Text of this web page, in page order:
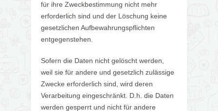
für ihre Zweckbestimmung nicht mehr
erforderlich sind und der Löschung keine
gesetzlichen Aufbewahrungspflichten
entgegenstehen.
Sofern die Daten nicht gelöscht werden,
weil sie für andere und gesetzlich zulässige
Zwecke erforderlich sind, wird deren
Verarbeitung eingeschränkt. D.h. die Daten
werden gesperrt und nicht für andere